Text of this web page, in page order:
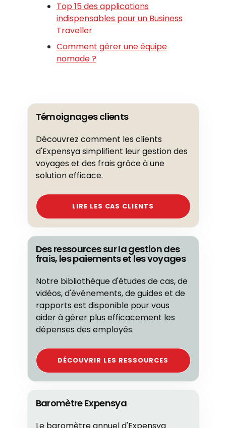
Top 15 des applications
indispensables pour un Business
Traveller
Comment gérer une équipe
nomade ?
Témoignages clients
Découvrez comment les clients
d'Expensya simplifient leur gestion des
voyages et des frais grâce à une
solution efficace.
LIRE LES CAS CLIENTS
Des ressources sur la gestion des
frais, les paiements et les voyages
Notre bibliothèque d'études de cas, de
vidéos, d'événements, de guides et de
rapports est disponible pour vous
aider à gérer plus efficacement les
dépenses des employés.
DÉCOUVRIR LES RESSOURCES
Baromètre Expensya